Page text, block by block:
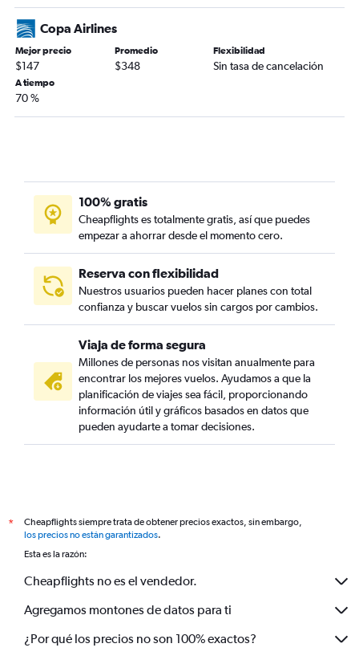
Copa Airlines
Mejor precio
$147
Promedio
$348
Flexibilidad
Sin tasa de cancelación
A tiempo
70 %
100% gratis
Cheapflights es totalmente gratis, así que puedes
empezar a ahorrar desde el momento cero.
Reserva con flexibilidad
Nuestros usuarios pueden hacer planes con total
confianza y buscar vuelos sin cargos por cambios.
Viaja de forma segura
Millones de personas nos visitan anualmente para
encontrar los mejores vuelos. Ayudamos a que la
planificación de viajes sea fácil, proporcionando
información útil y gráficos basados en datos que
pueden ayudarte a tomar decisiones.
*
Cheapflights siempre trata de obtener precios exactos, sin embargo,
los precios no están garantizados.
Esta es la razón:
Cheapflights no es el vendedor.
Agregamos montones de datos para ti
¿Por qué los precios no son 100% exactos?